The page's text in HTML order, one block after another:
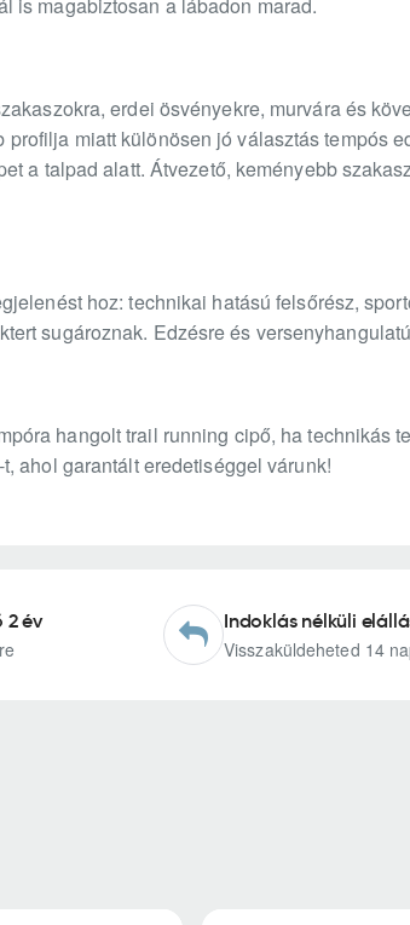
erdei ösvényekre, murvára és
miatt különösen jó választás tempós
a talpad alatt. Átvezető, keményebb
hoz: technikai hatású felsőrész,
sugároznak. Edzésre és
hangolt trail running cipő, ha technikás
ahol garantált eredetiséggel várunk!
2 év
Indoklás nélküli
Visszaküldeheted 14